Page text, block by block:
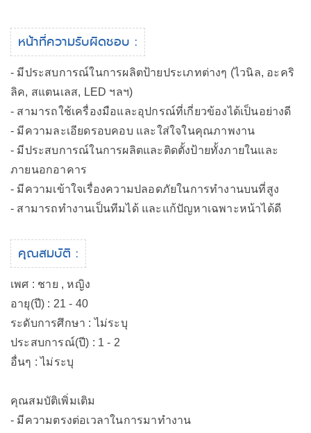
หน้าที่ความรับผิดชอบ :
- มีประสบการณ์ในการผลิตป้ายประเภทต่างๆ (ไวนิล, อะคริ
ลิค, สแตนเลส, LED ฯลฯ)
- สามารถใช้เครื่องมือและอุปกรณ์ที่เกี่ยวข้องได้เป็นอย่างดี
- มีความละเอียดรอบคอบ และใส่ใจในคุณภาพงาน
- มีประสบการณ์ในการผลิตและติดตั้งป้ายทั้งภายในและ
ภายนอกอาคาร
- มีความเข้าใจเรื่องความปลอดภัยในการทำงานบนที่สูง
- สามารถทำงานเป็นทีมได้ และแก้ปัญหาเฉพาะหน้าได้ดี
คุณสมบัติ :
เพศ : ชาย , หญิง
อายุ(ปี) : 21 - 40
ระดับการศึกษา : ไม่ระบุ
ประสบการณ์(ปี) : 1 - 2
อื่นๆ : ไม่ระบุ
คุณสมบัติเพิ่มเติม
- มีความตรงต่อเวลาในการมาทำงาน